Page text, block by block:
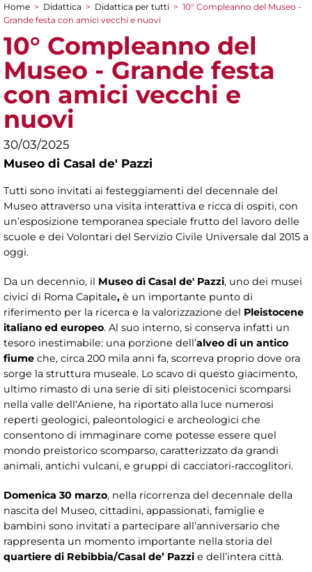
Tu sei qui
Home > Didattica > Didattica per tutti > 10° Compleanno del Museo -
Grande festa con amici vecchi e nuovi
10° Compleanno del
Museo - Grande festa
con amici vecchi e
nuovi
30/03/2025
Museo di Casal de' Pazzi
Tutti sono invitati ai festeggiamenti del decennale del
Museo attraverso una visita interattiva e ricca di ospiti, con
un’esposizione temporanea speciale frutto del lavoro delle
scuole e dei Volontari del Servizio Civile Universale dal 2015 a
oggi.
Da un decennio, il Museo di Casal de' Pazzi, uno dei musei
civici di Roma Capitale, è un importante punto di
riferimento per la ricerca e la valorizzazione del Pleistocene
italiano ed europeo. Al suo interno, si conserva infatti un
tesoro inestimabile: una porzione dell’alveo di un antico
fiume che, circa 200 mila anni fa, scorreva proprio dove ora
sorge la struttura museale. Lo scavo di questo giacimento,
ultimo rimasto di una serie di siti pleistocenici scomparsi
nella valle dell‘Aniene, ha riportato alla luce numerosi
reperti geologici, paleontologici e archeologici che
consentono di immaginare come potesse essere quel
mondo preistorico scomparso, caratterizzato da grandi
animali, antichi vulcani, e gruppi di cacciatori-raccoglitori.
Domenica 30 marzo, nella ricorrenza del decennale della
nascita del Museo, cittadini, appassionati, famiglie e
bambini sono invitati a partecipare all’anniversario che
rappresenta un momento importante nella storia del
quartiere di Rebibbia/Casal de’ Pazzi e dell’intera città.